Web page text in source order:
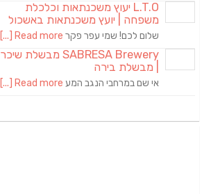
L.T.O יעוץ משכנתאות וכלכלת
משפחה | יועץ משכנתאות באשכול
שלום לכם! שמי עפר פקר Read more [...]
SABRESA Brewery מבשלת שיכר
| מבשלת בירה
אי שם במרחבי הנגב המע Read more [...]